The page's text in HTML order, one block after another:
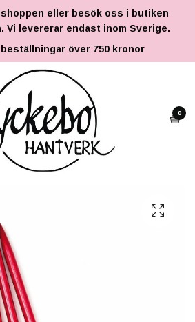
eller besök oss i butiken
Vi levererar endast inom Sverige.
över 750 kronor
0